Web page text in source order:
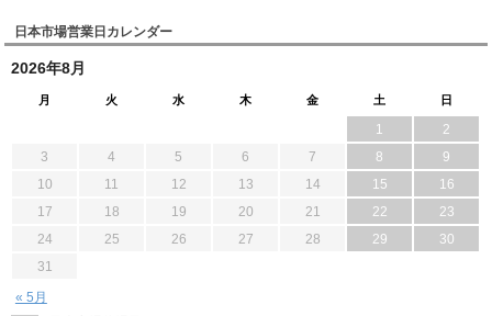
日本市場営業日カレンダー
2026年8月
月 火 水 木 金 土 日
« 5月
1
2
3
4 5 6 7 8
9
10
11 12 13 14 15
16
17
18 19 20 21 22
23
24
25 26 27 28 29
30
31